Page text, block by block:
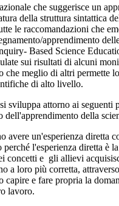
che suggerisce un
della struttura sintattica
le raccomandazioni che
apprendimento
Based Science
sui risultati di alcuni
che meglio di altri permette
di alto livello.
sviluppa attorno ai seguenti
dell'apprendimento della
avere un'esperienza diretta
perché l'esperienza diretta è
concetti e gli allievi
a loro più corretta,
capire e fare propria la
lavoro.